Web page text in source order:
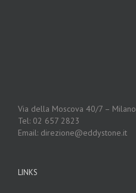
Via della Moscova 40/7 – Milano
Tel: 02 657 2823
Email: direzione@eddystone.it
LINKS